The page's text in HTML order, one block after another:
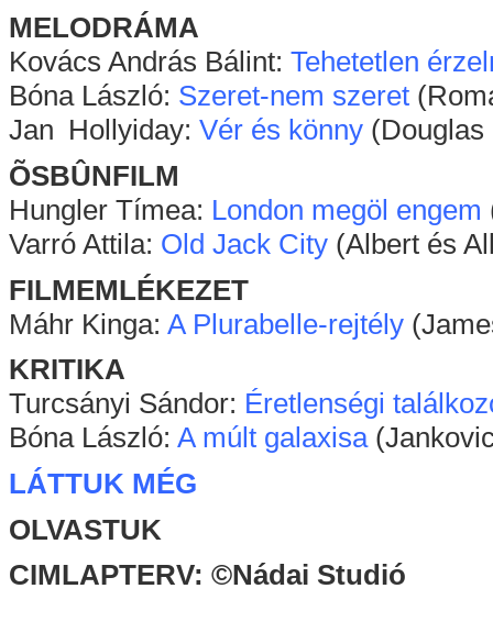
MELODRÁMA
Kovács András Bálint: Tehetetlen
Bóna László: Szeret-nem szeret
Jan Hollyiday: Vér és könny
ÕSBÛNFILM
Hungler Tímea: London megöl engem
Varró Attila: Old Jack City (Albert és
FILMEMLÉKEZET
Máhr Kinga: A Plurabelle-rejtély
KRITIKA
Turcsányi Sándor: Éretlenségi
Bóna László: A múlt galaxisa
LÁTTUK MÉG
OLVASTUK
CIMLAPTERV: ©Nádai Studió